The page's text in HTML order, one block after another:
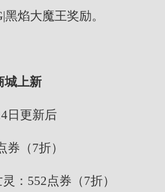
焰大魔王奖励。
城上新
日更新后
（7折）
：552点券（7折）